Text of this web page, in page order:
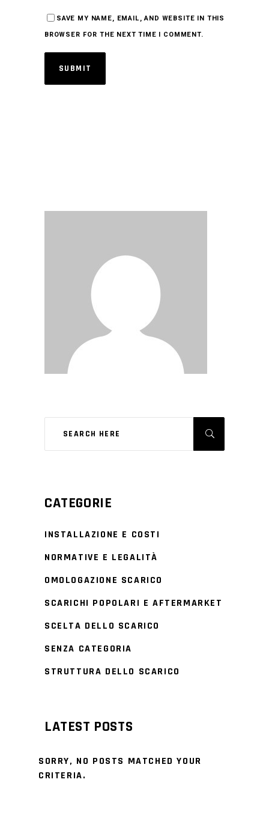
SAVE MY NAME, EMAIL, AND WEBSITE IN THIS
BROWSER FOR THE NEXT TIME I COMMENT.
SUBMIT
CATEGORIE
INSTALLAZIONE E COSTI
NORMATIVE E LEGALITÀ
OMOLOGAZIONE SCARICO
SCARICHI POPOLARI E AFTERMARKET
SCELTA DELLO SCARICO
SENZA CATEGORIA
STRUTTURA DELLO SCARICO
LATEST POSTS
SORRY, NO POSTS MATCHED YOUR
CRITERIA.